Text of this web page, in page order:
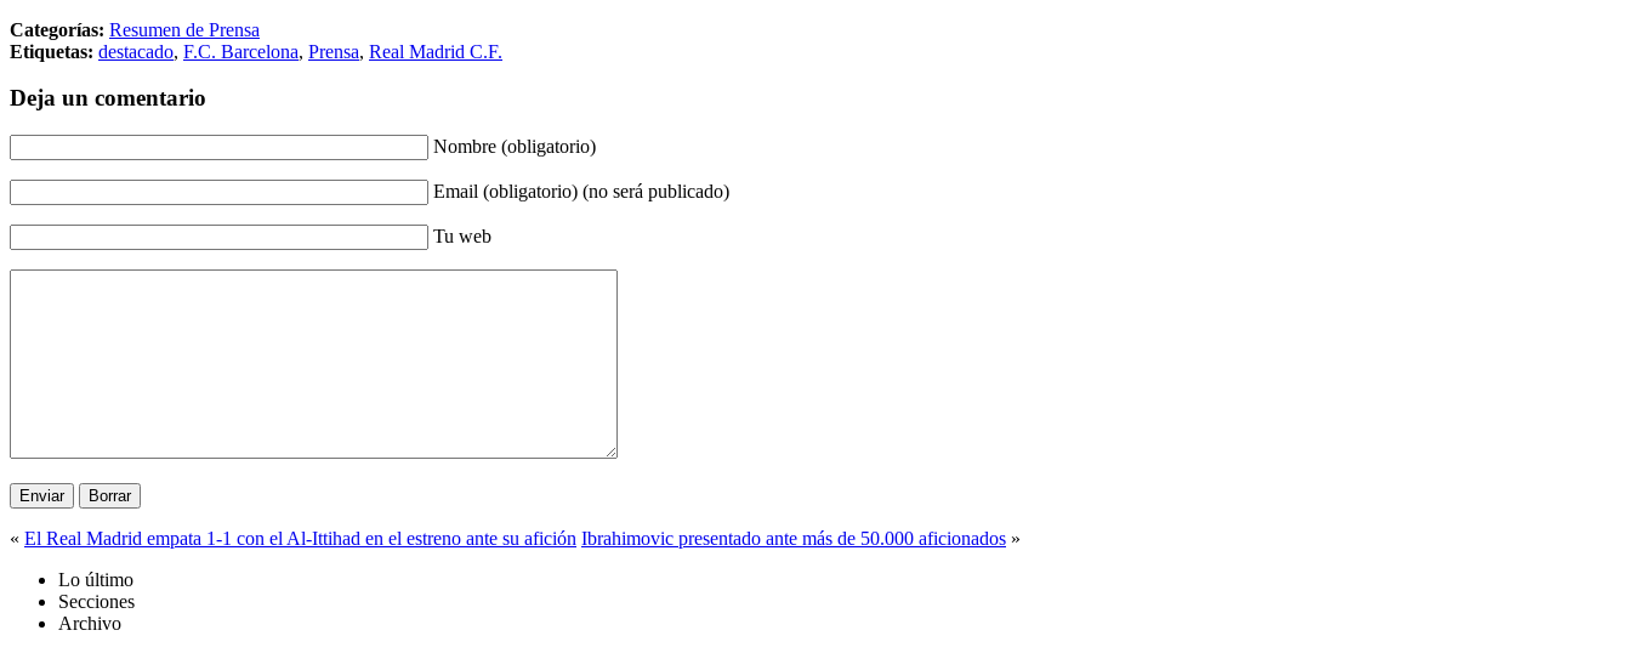
Categorías: Resumen de Prensa
Etiquetas: destacado, F.C. Barcelona, Prensa, Real Madrid C.F.
Deja un comentario
Nombre (obligatorio)
Email (obligatorio) (no será publicado)
Tu web
« El Real Madrid empata 1-1 con el Al-Ittihad en el estreno ante su afición Ibrahimovic presentado ante más de 50.000 aficionados »
Lo último
Secciones
Archivo